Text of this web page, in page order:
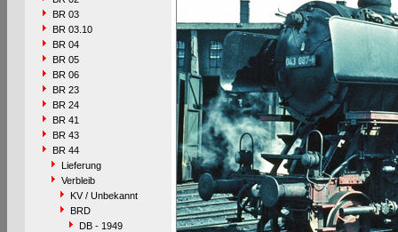
BR 03
BR 03.10
BR 04
BR 05
BR 06
BR 23
BR 24
BR 41
BR 43
BR 44
Lieferung
Verbleib
KV / Unbekannt
BRD
DB - 1949